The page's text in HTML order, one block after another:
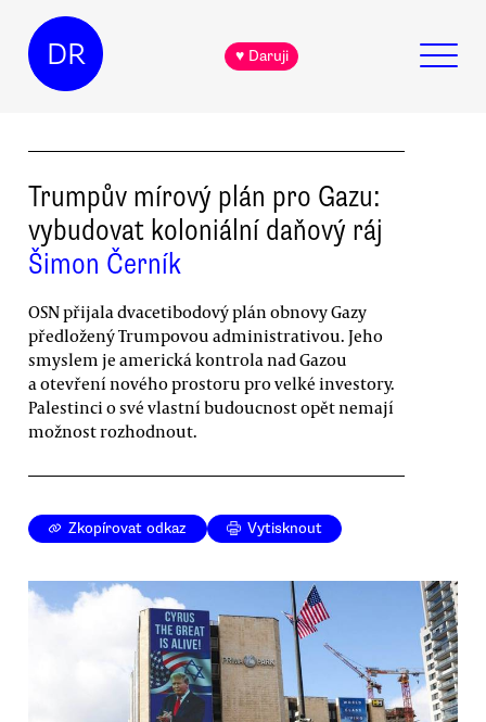
DR ♥ Daruji
Trumpův mírový plán pro Gazu:
vybudovat koloniální daňový ráj
Šimon Černík
OSN přijala dvacetibodový plán obnovy Gazy
předložený Trumpovou administrativou. Jeho
smyslem je americká kontrola nad Gazou
a otevření nového prostoru pro velké investory.
Palestinci o své vlastní budoucnost opět nemají
možnost rozhodnout.
Zkopírovat odkaz Vytisknout